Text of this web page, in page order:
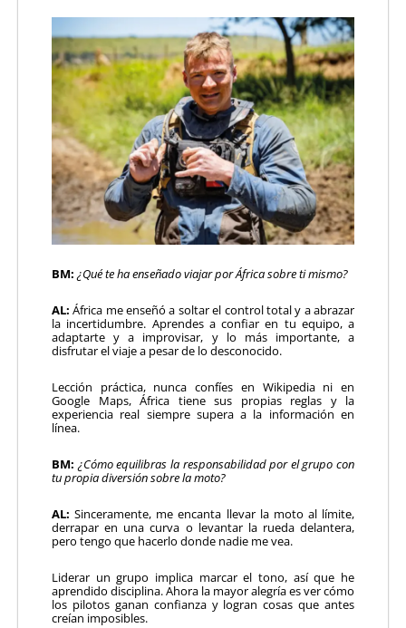
BM: ¿Qué te ha enseñado viajar por África sobre ti mismo?
AL: África me enseñó a soltar el control total y a abrazar
la incertidumbre. Aprendes a confiar en tu equipo, a
adaptarte y a improvisar, y lo más importante, a
disfrutar el viaje a pesar de lo desconocido.
Lección práctica, nunca confíes en Wikipedia ni en
Google Maps, África tiene sus propias reglas y la
experiencia real siempre supera a la información en
línea.
BM: ¿Cómo equilibras la responsabilidad por el grupo con
tu propia diversión sobre la moto?
AL: Sinceramente, me encanta llevar la moto al límite,
derrapar en una curva o levantar la rueda delantera,
pero tengo que hacerlo donde nadie me vea.
Liderar un grupo implica marcar el tono, así que he
aprendido disciplina. Ahora la mayor alegría es ver cómo
los pilotos ganan confianza y logran cosas que antes
creían imposibles.